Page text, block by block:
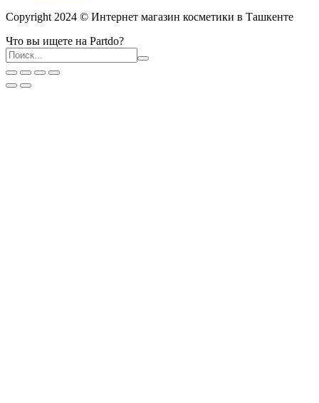
Copyright 2024 © Интернет магазин косметики в Ташкенте
Что вы ищете на Partdo?